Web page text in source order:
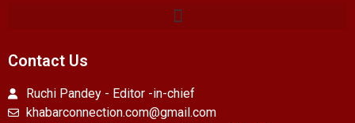
Contact Us
Ruchi Pandey - Editor -in-chief
khabarconnection.com@gmail.com